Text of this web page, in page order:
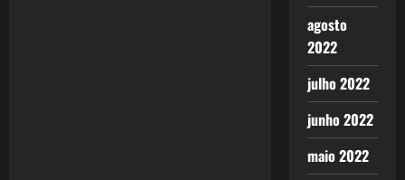
agosto
2022
julho 2022
junho 2022
maio 2022